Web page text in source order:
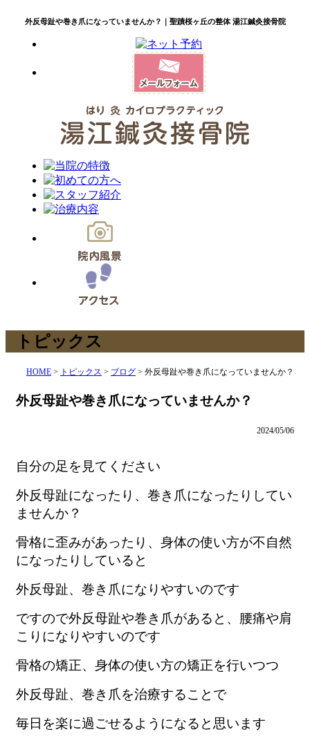
外反母趾や巻き爪になっていませんか？｜聖蹟桜ヶ丘の整体 湯江鍼灸接骨院
トピックス
HOME > トピックス > ブログ > 外反母趾や巻き爪になっていませんか？
外反母趾や巻き爪になっていませんか？
2024/05/06
自分の足を見てください
外反母趾になったり、巻き爪になったりしてい
ませんか？
骨格に歪みがあったり、身体の使い方が不自然
になったりしていると
外反母趾、巻き爪になりやすいのです
ですので外反母趾や巻き爪があると、腰痛や肩
こりになりやすいのです
骨格の矯正、身体の使い方の矯正を行いつつ
外反母趾、巻き爪を治療することで
毎日を楽に過ごせるようになると思います